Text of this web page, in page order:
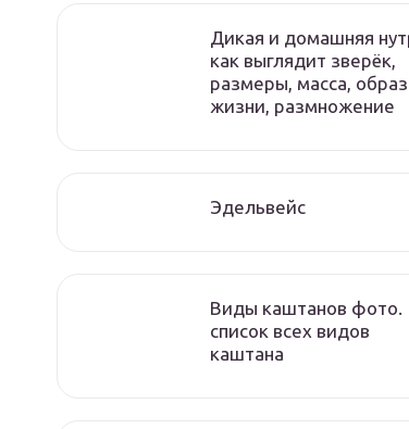
Дикая и домашняя
как выглядит зверёк,
размеры, масса, образ
жизни, размножение
Эдельвейс
Виды каштанов фото.
список всех видов
каштана